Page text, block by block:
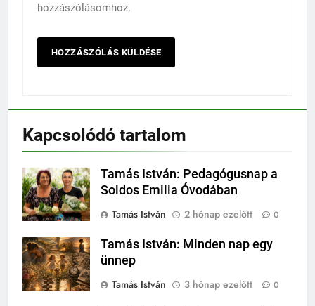
hozzászólásomhoz.
Kapcsolódó tartalom
Tamás István: Pedagógusnap a
Soldos Emilia Óvodában
Tamás István
2 hónap ezelőtt 0
Tamás István: Minden nap egy
ünnep
Tamás István
3 hónap ezelőtt 0